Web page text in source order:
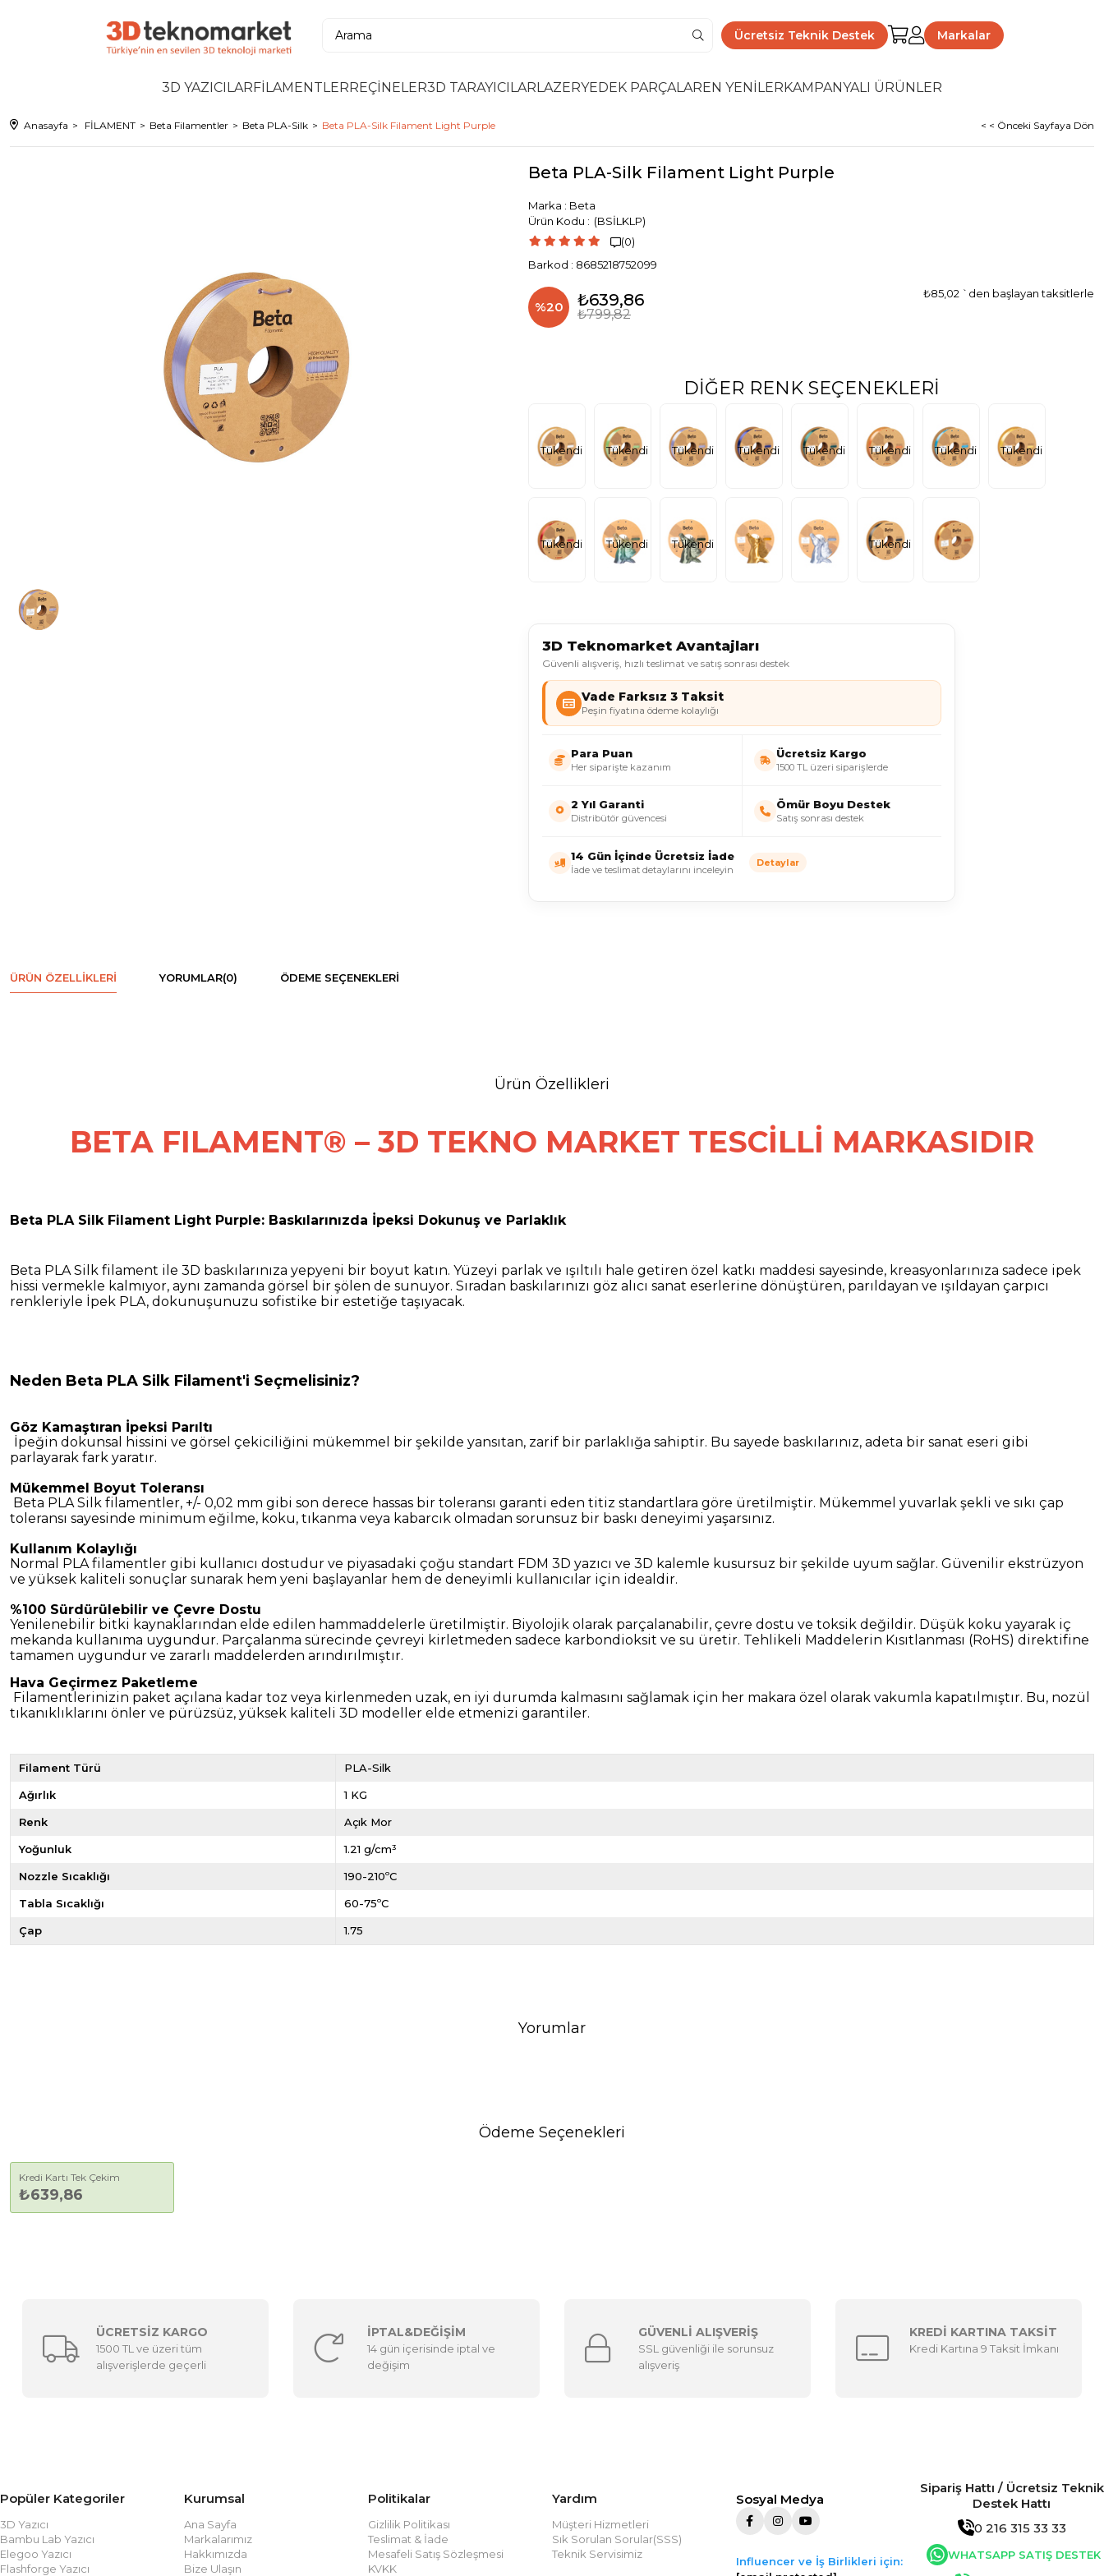
Ücretsiz Teknik Destek Markalar
3D YAZICILARFİLAMENTLERREÇİNELER3D TARAYICILARLAZERYEDEK PARÇALAREN YENİLERKAMPANYALI ÜRÜNLER
Anasayfa FİLAMENT Beta Filamentler Beta PLA-Silk Beta PLA-Silk Filament Light Purple < < Önceki Sayfaya Dön
Beta PLA-Silk Filament Light Purple
Marka : Beta
(BSİLKLP)
(0)
Barkod : 8685218752099
₺799,82
₺639,86
%20
₺85,02 `den başlayan taksitlerle
DIĞER RENK SEÇENEKLERI
Tükendi Tükendi Tükendi Tükendi Tükendi Tükendi Tükendi Tükendi
Tükendi Tükendi Tükendi Tükendi
3D Teknomarket Avantajları
Güvenli alışveriş, hızlı teslimat ve satış sonrası destek
Vade Farksız 3 Taksit
Peşin fiyatına ödeme kolaylığı
Para Puan
Her siparişte kazanım
Ücretsiz Kargo
1500 TL üzeri siparişlerde
2 Yıl Garanti
Distribütör güvencesi
Ömür Boyu Destek
Satış sonrası destek
14 Gün İçinde Ücretsiz İade
İade ve teslimat detaylarını inceleyin
Detaylar
ÜRÜN ÖZELLIKLERI YORUMLAR(0) ÖDEME SEÇENEKLERI
Ürün Özellikleri
BETA FILAMENT® – 3D TEKNO MARKET TESCİLLİ MARKASIDIR
Beta PLA Silk Filament Light Purple: Baskılarınızda İpeksi Dokunuş ve Parlaklık
Beta PLA Silk filament ile 3D baskılarınıza yepyeni bir boyut katın. Yüzeyi parlak ve ışıltılı hale getiren özel katkı maddesi sayesinde, kreasyonlarınıza sadece ipek
hissi vermekle kalmıyor, aynı zamanda görsel bir şölen de sunuyor. Sıradan baskılarınızı göz alıcı sanat eserlerine dönüştüren, parıldayan ve ışıldayan çarpıcı
renkleriyle İpek PLA, dokunuşunuzu sofistike bir estetiğe taşıyacak.
Neden Beta PLA Silk Filament'i Seçmelisiniz?
Göz Kamaştıran İpeksi Parıltı
İpeğin dokunsal hissini ve görsel çekiciliğini mükemmel bir şekilde yansıtan, zarif bir parlaklığa sahiptir. Bu sayede baskılarınız, adeta bir sanat eseri gibi
parlayarak fark yaratır.
Mükemmel Boyut Toleransı
Beta PLA Silk filamentler, +/- 0,02 mm gibi son derece hassas bir toleransı garanti eden titiz standartlara göre üretilmiştir. Mükemmel yuvarlak şekli ve sıkı çap
toleransı sayesinde minimum eğilme, koku, tıkanma veya kabarcık olmadan sorunsuz bir baskı deneyimi yaşarsınız.
Kullanım Kolaylığı
Normal PLA filamentler gibi kullanıcı dostudur ve piyasadaki çoğu standart FDM 3D yazıcı ve 3D kalemle kusursuz bir şekilde uyum sağlar. Güvenilir ekstrüzyon
ve yüksek kaliteli sonuçlar sunarak hem yeni başlayanlar hem de deneyimli kullanıcılar için idealdir.
%100 Sürdürülebilir ve Çevre Dostu
Yenilenebilir bitki kaynaklarından elde edilen hammaddelerle üretilmiştir. Biyolojik olarak parçalanabilir, çevre dostu ve toksik değildir. Düşük koku yayarak iç
mekanda kullanıma uygundur. Parçalanma sürecinde çevreyi kirletmeden sadece karbondioksit ve su üretir. Tehlikeli Maddelerin Kısıtlanması (RoHS) direktifine
tamamen uygundur ve zararlı maddelerden arındırılmıştır.
Hava Geçirmez Paketleme
Filamentlerinizin paket açılana kadar toz veya kirlenmeden uzak, en iyi durumda kalmasını sağlamak için her makara özel olarak vakumla kapatılmıştır. Bu, nozül
tıkanıklıklarını önler ve pürüzsüz, yüksek kaliteli 3D modeller elde etmenizi garantiler.
Filament Türü PLA-Silk
Ağırlık 1 KG
Renk Açık Mor
Yoğunluk 1.21 g/cm³
Nozzle Sıcaklığı 190-210ºC
Tabla Sıcaklığı 60-75ºC
Çap 1.75
Yorumlar
Ödeme Seçenekleri
Kredi Kartı Tek Çekim
₺639,86
ÜCRETSİZ KARGO
1500 TL ve üzeri tüm
alışverişlerde geçerli
İPTAL&DEĞİŞİM
14 gün içerisinde iptal ve
değişim
GÜVENLİ ALIŞVERİŞ
SSL güvenliği ile sorunsuz
alışveriş
KREDİ KARTINA TAKSİT
Kredi Kartına 9 Taksit İmkanı
Popüler Kategoriler
3D Yazıcı
Bambu Lab Yazıcı
Elegoo Yazıcı
Flashforge Yazıcı
Kurumsal
Ana Sayfa
Markalarımız
Hakkımızda
Bize Ulaşın
Politikalar
Gizlilik Politikası
Teslimat & İade
Mesafeli Satış Sözleşmesi
KVKK
Yardım
Müşteri Hizmetleri
Sık Sorulan Sorular(SSS)
Teknik Servisimiz
Sosyal Medya
Influencer ve İş Birlikleri için:
Sipariş Hattı / Ücretsiz Teknik
Destek Hattı
0 216 315 33 33
WHATSAPP SATIŞ DESTEK